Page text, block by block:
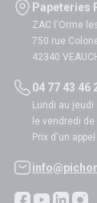
Papeteries
ZAC l'Orme
750 rue
42340
04 77 43 46
Lundi au
le vendredi
Prix d'un appel